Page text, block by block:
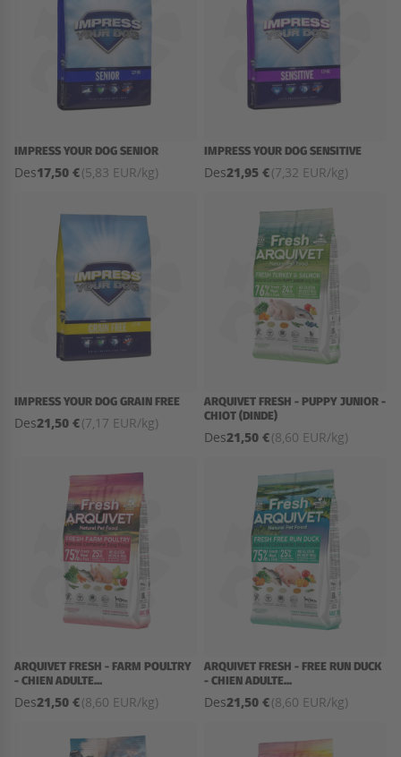
IMPRESS YOUR DOG SENIOR
Des17,50 €(5,83 EUR/kg)
IMPRESS YOUR DOG SENSITIVE
Des21,95 €(7,32 EUR/kg)
IMPRESS YOUR DOG GRAIN FREE
Des21,50 €(7,17 EUR/kg)
ARQUIVET FRESH - PUPPY JUNIOR -
CHIOT (DINDE)
Des21,50 €(8,60 EUR/kg)
ARQUIVET FRESH - FARM POULTRY
- CHIEN ADULTE...
Des21,50 €(8,60 EUR/kg)
ARQUIVET FRESH - FREE RUN DUCK
- CHIEN ADULTE...
Des21,50 €(8,60 EUR/kg)